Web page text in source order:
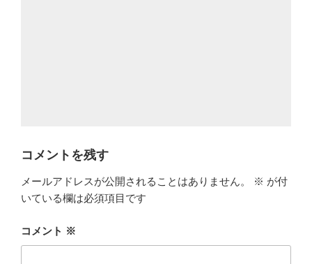
コメントを残す
メールアドレスが公開されることはありません。 ※ が付
いている欄は必須項目です
コメント ※